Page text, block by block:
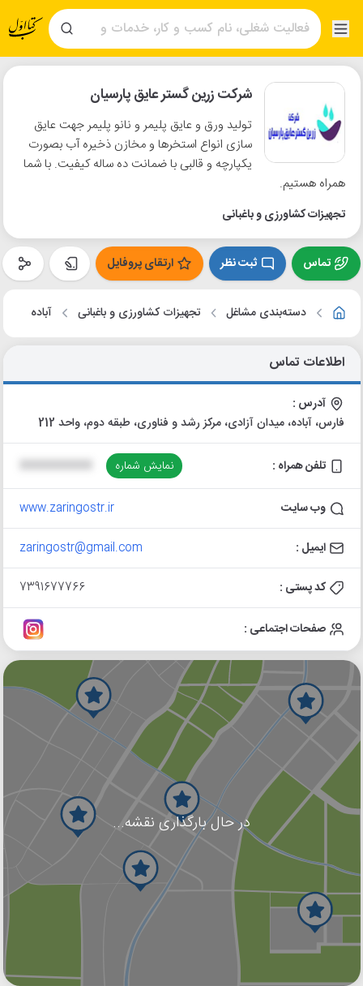
شرکت زرین گستر عایق پارسیان
تولید ورق و عایق پلیمر و نانو پلیمر جهت عایق
سازی انواع استخرها و مخازن ذخیره آب بصورت
یکپارچه و قالبی با ضمانت ده ساله کیفیت. با شما
همراه هستیم.
تجهیزات کشاورزی و باغبانی
تماس ثبت نظر ارتقای پروفایل
دسته‌بندی مشاغل تجهیزات کشاورزی و باغبانی آباده
اطلاعات تماس
آدرس :
فارس، آباده، میدان آزادی، مرکز رشد و فناوری، طبقه دوم، واحد 212
تلفن همراه : نمایش شماره
وب سایت www.zaringostr.ir
ایمیل : zaringostr@gmail.com
کد پستی : 7391677766
صفحات اجتماعی :
در حال بارگذاری نقشه...
گوگل